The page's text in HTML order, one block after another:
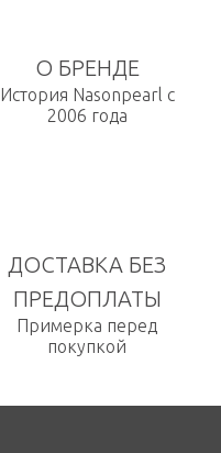
О БРЕНДЕ
История Nasonpearl с
2006 года
ДОСТАВКА БЕЗ
ПРЕДОПЛАТЫ
Примерка перед
покупкой